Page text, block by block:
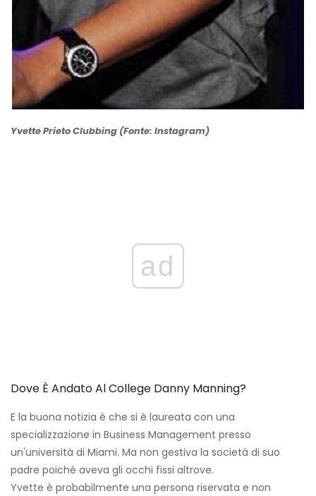
Yvette Prieto Clubbing (Fonte: Instagram)
ad
Dove È Andato Al College Danny Manning?
E la buona notizia è che si è laureata con una
specializzazione in Business Management presso
un'università di Miami. Ma non gestiva la società di suo
padre poiché aveva gli occhi fissi altrove.
Yvette è probabilmente una persona riservata e non